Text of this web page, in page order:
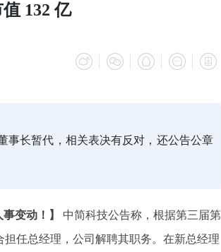
132 亿
事长暂代，相关表决有反对，还公告公章
变动！】
中简科技公告称，根据第三届第
任总经理，公司解聘其职务。在新总经理